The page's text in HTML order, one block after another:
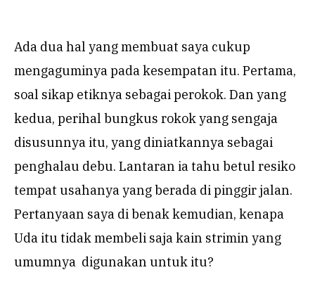
Ada dua hal yang membuat saya cukup
mengaguminya pada kesempatan itu. Pertama,
soal sikap etiknya sebagai perokok. Dan yang
kedua, perihal bungkus rokok yang sengaja
disusunnya itu, yang diniatkannya sebagai
penghalau debu. Lantaran ia tahu betul resiko
tempat usahanya yang berada di pinggir jalan.
Pertanyaan saya di benak kemudian, kenapa
Uda itu tidak membeli saja kain strimin yang
umumnya digunakan untuk itu?